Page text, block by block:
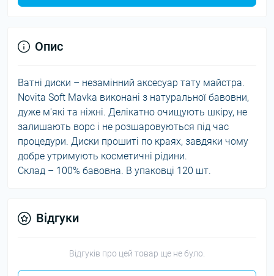
Опис
Ватні диски – незамінний аксесуар тату майстра.
Novita Soft Mavka виконані з натуральної бавовни,
дуже м'які та ніжні. Делікатно очищують шкіру, не
залишають ворс і не розшаровуються під час
процедури. Диски прошиті по краях, завдяки чому
добре утримують косметичні рідини.
Склад – 100% бавовна. В упаковці 120 шт.
Відгуки
Відгуків про цей товар ще не було.